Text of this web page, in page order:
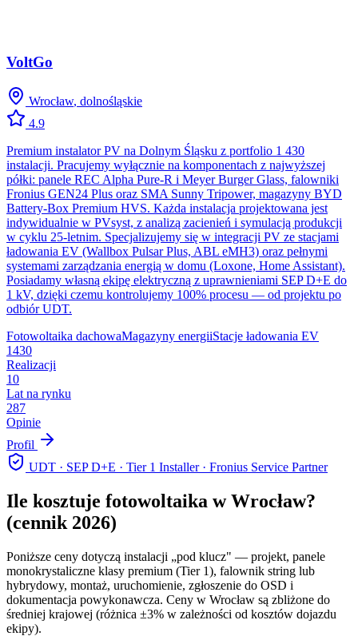
VoltGo
Wrocław, dolnośląskie
4.9
Premium instalator PV na Dolnym Śląsku z portfolio 1 430
instalacji. Pracujemy wyłącznie na komponentach z najwyższej
półki: panele REC Alpha Pure-R i Meyer Burger Glass, falowniki
Fronius GEN24 Plus oraz SMA Sunny Tripower, magazyny BYD
Battery-Box Premium HVS. Każda instalacja projektowana jest
indywidualnie w PVsyst, z analizą zacienień i symulacją produkcji
w cyklu 25-letnim. Specjalizujemy się w integracji PV ze stacjami
ładowania EV (Wallbox Pulsar Plus, ABL eMH3) oraz pełnymi
systemami zarządzania energią w domu (Loxone, Home Assistant).
Posiadamy własną ekipę elektryczną z uprawnieniami SEP D+E do
1 kV, dzięki czemu kontrolujemy 100% procesu — od projektu po
odbiór UDT.
Fotowoltaika dachowaMagazyny energiiStacje ładowania EV
1430
Realizacji
10
Lat na rynku
287
Opinie
Profil
UDT · SEP D+E · Tier 1 Installer · Fronius Service Partner
Ile kosztuje fotowoltaika wWrocław?
(cennik 2026)
Poniższe ceny dotyczą instalacji „pod klucz" — projekt, panele
monokrystaliczne klasy premium (Tier 1), falownik string lub
hybrydowy, montaż, uruchomienie, zgłoszenie do OSD i
dokumentacja powykonawcza. Ceny w Wrocław są zbliżone do
średniej krajowej (różnica ±3% w zależności od kosztów dojazdu
ekipy).